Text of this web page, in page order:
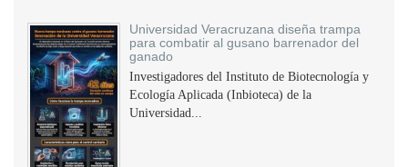
Universidad Veracruzana diseña trampa
para combatir al gusano barrenador del
ganado
Investigadores del Instituto de Biotecnología y
Ecología Aplicada (Inbioteca) de la
Universidad...